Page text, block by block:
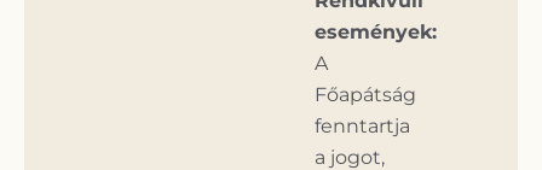
események:
A
Főapátság
fenntartja
a jogot,